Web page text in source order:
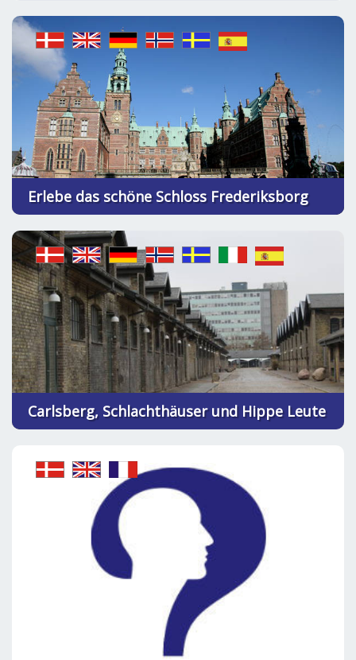
Erlebe das schöne Schloss Frederiksborg
Carlsberg, Schlachthäuser und Hippe Leute